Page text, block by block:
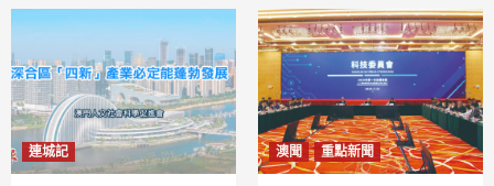
連城記 澳聞 重點新聞